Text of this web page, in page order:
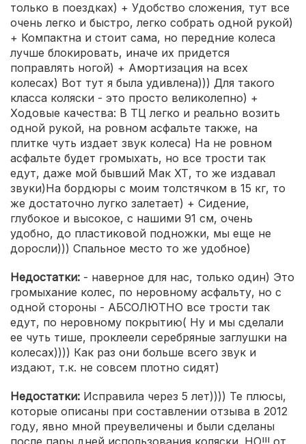
только в поездках) + Удобство сложения, тут все
очень легко и быстро, легко собрать одной рукой)
+ Компактна и стоит сама, но передние колеса
лучше блокировать, иначе их придется
поправлять ногой) + Амортизация на всех
колесах) Вот тут я была удивлена))) Для такого
класса коляски - это просто великолепно) +
Ходовые качества: В ТЦ легко и реально возить
одной рукой, на ровном асфальте также, на
плитке чуть издает звук колеса) На не ровном
асфальте будет громыхать, но все трости так
едут, даже мой бывший Мак ХТ, то же издавал
звуки)На бордюры с моим толстячком в 15 кг, то
же достаточно лугко залетает) + Сидение,
глубокое и высокое, с нашими 91 см, очень
удобно, до пластиковой подножки, мы еще не
доросли))) Спальное место то же удобное)
Недостатки: - наверное для нас, только один) Это
громыхание колес, по неровному асфальту, но с
одной стороны - АБСОЛЮТНО все трости так
едут, по неровному покрытию( Ну и мы сделали
ее чуть тише, проклеели серебряные заглушки на
колесах)))) Как раз они больше всего звук и
издают, т.к. не совсем плотно сидят)
Недостатки: Исправила через 5 лет)))) Те плюсы,
которые описаны при составлении отзыва в 2012
году, явно мной преувеличены и были сделаны
после пары дней использования коляски. НО!!! от